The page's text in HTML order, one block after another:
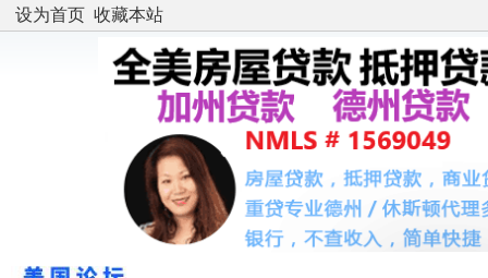
设为首页 收藏本站